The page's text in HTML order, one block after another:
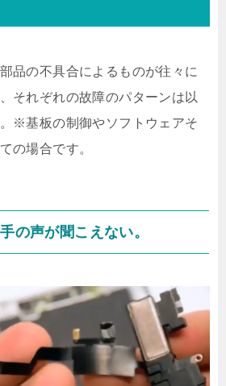
品の不具合によるものが往々に
それぞれの故障のパターンは以
※基板の制御やソフトウェアそ
の場合です。
の声が聞こえない。